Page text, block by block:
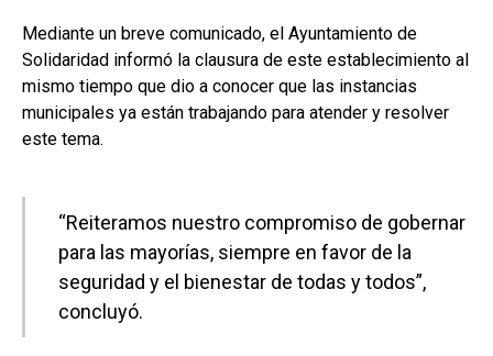
Mediante un breve comunicado, el Ayuntamiento de
Solidaridad informó la clausura de este establecimiento al
mismo tiempo que dio a conocer que las instancias
municipales ya están trabajando para atender y resolver
este tema.
“Reiteramos nuestro compromiso de gobernar
para las mayorías, siempre en favor de la
seguridad y el bienestar de todas y todos”,
concluyó.